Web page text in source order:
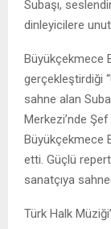
Subaşı,
dinleyicilere
Büyükçekmece
gerçekleştirdiği
sahne alan
Merkezi’nde Şef
Büyükçekmece
etti. Güçlü
sanatçıya
Türk Halk